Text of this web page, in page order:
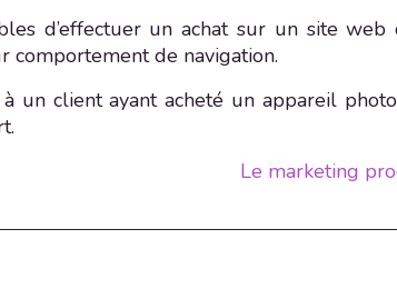
d’effectuer un achat sur un site
comportement de navigation.
client ayant acheté un appareil
Le marketing